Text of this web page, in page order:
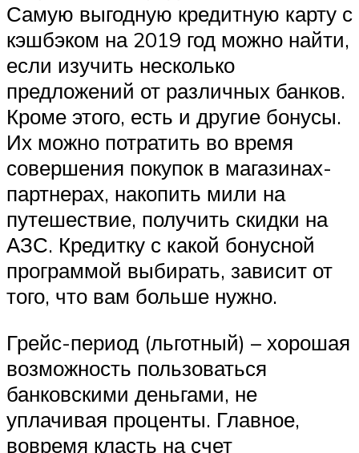
Самую выгодную кредитную карту с
кэшбэком на 2019 год можно найти,
если изучить несколько
предложений от различных банков.
Кроме этого, есть и другие бонусы.
Их можно потратить во время
совершения покупок в магазинах-
партнерах, накопить мили на
путешествие, получить скидки на
АЗС. Кредитку с какой бонусной
программой выбирать, зависит от
того, что вам больше нужно.
Грейс-период (льготный) – хорошая
возможность пользоваться
банковскими деньгами, не
уплачивая проценты. Главное,
вовремя класть на счет